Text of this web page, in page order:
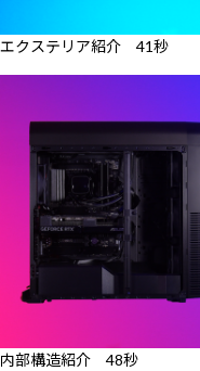
エクステリア紹介 41秒
内部構造紹介 48秒